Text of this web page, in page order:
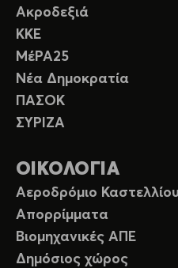
Ακροδεξιά
ΚΚΕ
ΜέΡΑ25
Νέα Δημοκρατία
ΠΑΣΟΚ
ΣΥΡΙΖΑ
ΟΙΚΟΛΟΓΙΑ
Αεροδρόμιο Καστελλίου
Απορρίμματα
Βιομηχανικές ΑΠΕ
Δημόσιος χώρος